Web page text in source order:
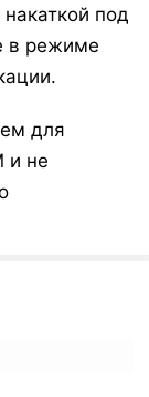
под
в режиме
для
и не